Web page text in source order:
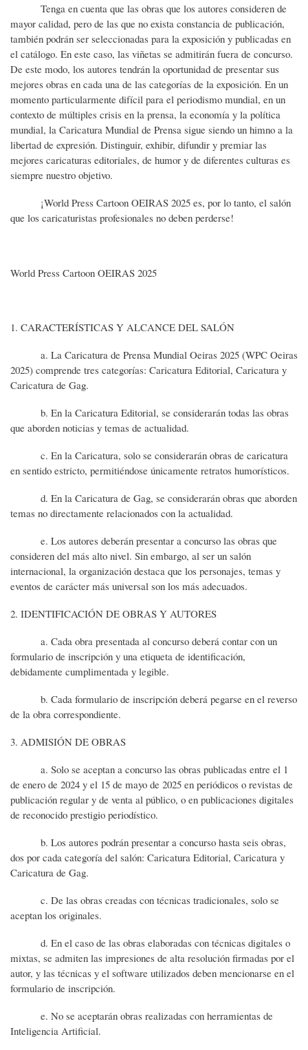
Tenga en cuenta que las obras que los autores consideren de
mayor calidad, pero de las que no exista constancia de publicación,
también podrán ser seleccionadas para la exposición y publicadas en
el catálogo. En este caso, las viñetas se admitirán fuera de concurso.
De este modo, los autores tendrán la oportunidad de presentar sus
mejores obras en cada una de las categorías de la exposición. En un
momento particularmente difícil para el periodismo mundial, en un
contexto de múltiples crisis en la prensa, la economía y la política
mundial, la Caricatura Mundial de Prensa sigue siendo un himno a la
libertad de expresión. Distinguir, exhibir, difundir y premiar las
mejores caricaturas editoriales, de humor y de diferentes culturas es
siempre nuestro objetivo.
¡World Press Cartoon OEIRAS 2025 es, por lo tanto, el salón
que los caricaturistas profesionales no deben perderse!
World Press Cartoon OEIRAS 2025
1. CARACTERÍSTICAS Y ALCANCE DEL SALÓN
a. La Caricatura de Prensa Mundial Oeiras 2025 (WPC Oeiras
2025) comprende tres categorías: Caricatura Editorial, Caricatura y
Caricatura de Gag.
b. En la Caricatura Editorial, se considerarán todas las obras
que aborden noticias y temas de actualidad.
c. En la Caricatura, solo se considerarán obras de caricatura
en sentido estricto, permitiéndose únicamente retratos humorísticos.
d. En la Caricatura de Gag, se considerarán obras que aborden
temas no directamente relacionados con la actualidad.
e. Los autores deberán presentar a concurso las obras que
consideren del más alto nivel. Sin embargo, al ser un salón
internacional, la organización destaca que los personajes, temas y
eventos de carácter más universal son los más adecuados.
2. IDENTIFICACIÓN DE OBRAS Y AUTORES
a. Cada obra presentada al concurso deberá contar con un
formulario de inscripción y una etiqueta de identificación,
debidamente cumplimentada y legible.
b. Cada formulario de inscripción deberá pegarse en el reverso
de la obra correspondiente.
3. ADMISIÓN DE OBRAS
a. Solo se aceptan a concurso las obras publicadas entre el 1
de enero de 2024 y el 15 de mayo de 2025 en periódicos o revistas de
publicación regular y de venta al público, o en publicaciones digitales
de reconocido prestigio periodístico.
b. Los autores podrán presentar a concurso hasta seis obras,
dos por cada categoría del salón: Caricatura Editorial, Caricatura y
Caricatura de Gag.
c. De las obras creadas con técnicas tradicionales, solo se
aceptan los originales.
d. En el caso de las obras elaboradas con técnicas digitales o
mixtas, se admiten las impresiones de alta resolución firmadas por el
autor, y las técnicas y el software utilizados deben mencionarse en el
formulario de inscripción.
e. No se aceptarán obras realizadas con herramientas de
Inteligencia Artificial.